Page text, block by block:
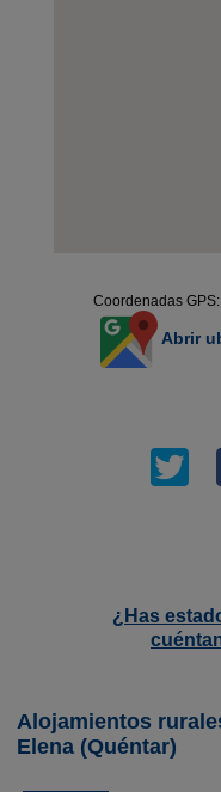
Coordenadas GPS:
Abrir
¿Has
Alojamientos
Elena (Quéntar)